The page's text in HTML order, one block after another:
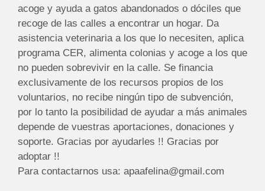
acoge y ayuda a gatos abandonados o dóciles que
recoge de las calles a encontrar un hogar. Da
asistencia veterinaria a los que lo necesiten, aplica
programa CER, alimenta colonias y acoge a los que
no pueden sobrevivir en la calle. Se financia
exclusivamente de los recursos propios de los
voluntarios, no recibe ningún tipo de subvención,
por lo tanto la posibilidad de ayudar a más animales
depende de vuestras aportaciones, donaciones y
soporte. Gracias por ayudarles !! Gracias por
adoptar !!
Para contactarnos usa: apaafelina@gmail.com